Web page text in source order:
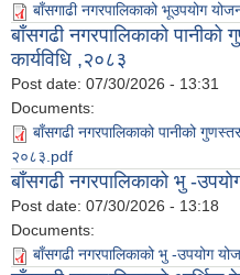
बाँसगाढी नगरपालिकाको भूउपयोग
बाँसगढी नगरपालिकाको पानीको
कार्यविधि ,२०८३
Post date: 07/30/2026 - 13:31
Documents:
बाँसगढी नगरपालिकाको पानीको
२०८३.pdf
बाँसगढी नगरपालिकाको भु -
Post date: 07/30/2026 - 13:18
Documents:
बाँसगढी नगरपालिकाको भु -उपयोग